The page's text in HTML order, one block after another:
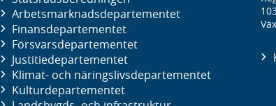
Arbetsmarknads­departementet
Finans­departementet
Försvars­departementet
Justitie­departementet
Klimat- och näringslivs­departementet
Kultur­departementet